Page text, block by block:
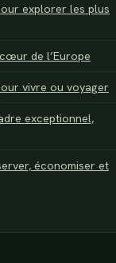
explorer les plus
de l’Europe
vivre ou voyager
exceptionnel,
économiser et